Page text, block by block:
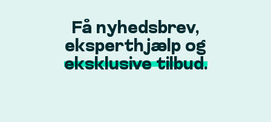
Ring til os:
+45 70 60 55 90
Få nyhedsbrev,
eksperthjælp og
eksklusive tilbud.